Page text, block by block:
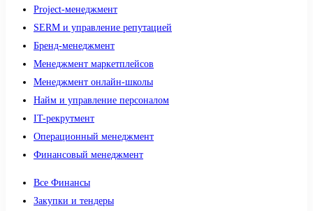
Project-менеджмент
SERM и управление репутацией
Бренд-менеджмент
Менеджмент маркетплейсов
Менеджмент онлайн-школы
Найм и управление персоналом
IT-рекрутмент
Операционный менеджмент
Финансовый менеджмент
Все Финансы
Закупки и тендеры